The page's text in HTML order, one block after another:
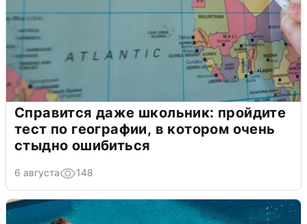
Справится даже школьник: пройдите
тест по географии, в котором очень
стыдно ошибиться
6 августа 148